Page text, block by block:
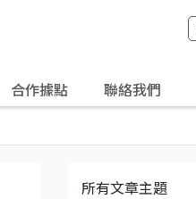
合作據點 聯絡我們
所有文章主題